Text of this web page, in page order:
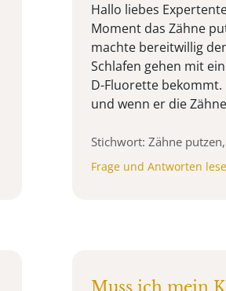
Hallo liebes
Moment das Zähne
machte bereitwillig
Schlafen gehen mit
D-Fluorette
und wenn er die
Stichwort: Zähne
Frage und Antworten